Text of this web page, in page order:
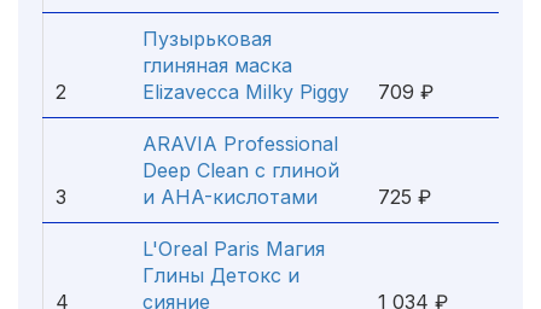
2
Пузырьковая
глиняная маска
Elizavecca Milky Piggy
709 ₽
3
ARAVIA Professional
Deep Clean с глиной
и AHA-кислотами
725 ₽
4
L'Oreal Paris Магия
Глины Детокс и
сияние
1 034 ₽